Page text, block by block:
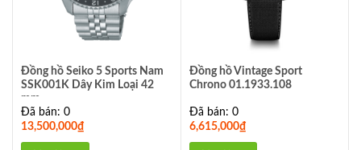
Đồng hồ Seiko 5 Sports Nam
SSK001K Dây Kim Loại 42
mm
Đã bán: 0
13,500,000₫
Đồng hồ Vintage Sport
Chrono 01.1933.108
Đã bán: 0
6,615,000₫